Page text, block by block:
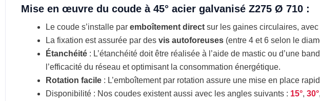
Mise en œuvre du coude à 45° acier galvanisé Z275 Ø 710 :
Le coude s’installe par emboîtement direct sur les gaines circulaires,
La fixation est assurée par des vis autoforeuses (entre 4 et 6 selon le
Étanchéité : L’étanchéité doit être réalisée à l’aide de mastic ou d’une
l’efficacité du réseau et optimisant la consommation énergétique.
Rotation facile : L’emboîtement par rotation assure une mise en place
Disponibilité : Nos coudes existent aussi avec les angles suivants : 15°, 30°,